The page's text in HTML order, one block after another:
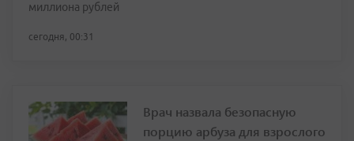
миллиона рублей
сегодня, 00:31
Врач назвала безопасную
порцию арбуза для взрослого